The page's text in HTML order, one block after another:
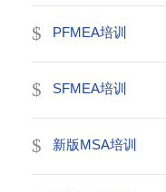
PFMEA培训
SFMEA培训
新版MSA培训